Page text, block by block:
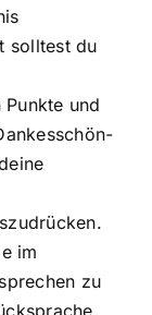
solltest du
und
im
zu